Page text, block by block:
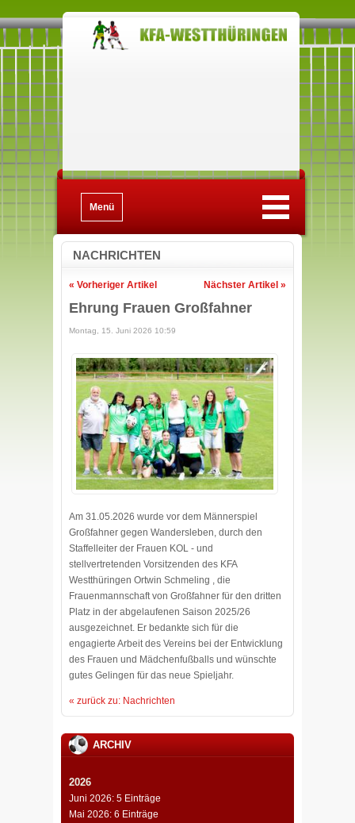
Menü
NACHRICHTEN
Nächster Artikel »
« Vorheriger Artikel
Ehrung Frauen Großfahner
Montag, 15. Juni 2026 10:59
Am 31.05.2026 wurde vor dem Männerspiel
Großfahner gegen Wandersleben, durch den
Staffelleiter der Frauen KOL - und
stellvertretenden Vorsitzenden des KFA
Westthüringen Ortwin Schmeling , die
Frauenmannschaft von Großfahner für den dritten
Platz in der abgelaufenen Saison 2025/26
ausgezeichnet. Er bedankte sich für die
engagierte Arbeit des Vereins bei der Entwicklung
des Frauen und Mädchenfußballs und wünschte
gutes Gelingen für das neue Spieljahr.
« zurück zu: Nachrichten
ARCHIV
2026
Juni 2026: 5 Einträge
Mai 2026: 6 Einträge